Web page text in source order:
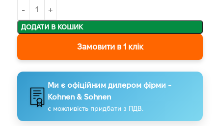
ДОДАТИ В КОШИК
Замовити в 1 клік
Ми є офіційним дилером фірми -
Kohnen & Sohnen
є можливість придбати з ПДВ.